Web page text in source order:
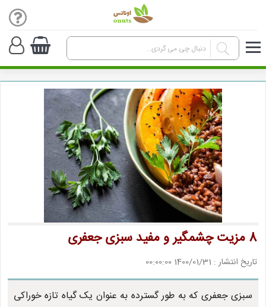
8 مزیت چشمگیر و مفید سبزی جعفری
تاریخ انتشار : 1400/01/31 00:00:00
سبزی جعفری که به طور گسترده به عنوان یک گیاه تازه خوراکی